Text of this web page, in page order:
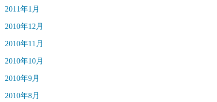
2011年1月
2010年12月
2010年11月
2010年10月
2010年9月
2010年8月